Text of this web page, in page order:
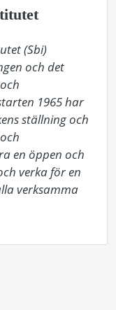
(Sbi)
och det
1965 har
ställning och
en öppen och
verka för en
verksamma